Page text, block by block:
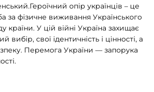
опір українців – це
за фізичне виживання Українського
країни. У цій війні Україна захищає
вибір, свої ідентичність і цінності, а
Перемога України — запорука